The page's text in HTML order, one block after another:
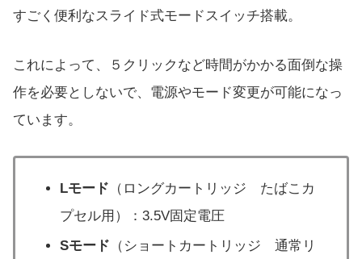
すごく便利なスライド式モードスイッチ搭載。
これによって、５クリックなど時間がかかる面倒な操
作を必要としないで、電源やモード変更が可能になっ
ています。
Lモード （ロングカートリッジ たばこカ
プセル用）：3.5V固定電圧
Sモード （ショートカートリッジ 通常リ